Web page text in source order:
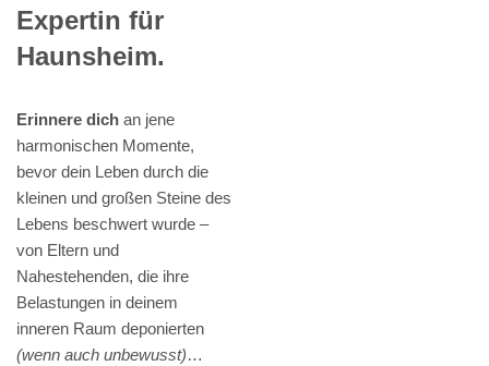
Expertin für
Haunsheim.
Erinnere dich an jene
harmonischen Momente,
bevor dein Leben durch die
kleinen und großen Steine des
Lebens beschwert wurde –
von Eltern und
Nahestehenden, die ihre
Belastungen in deinem
inneren Raum deponierten
(wenn auch unbewusst)…